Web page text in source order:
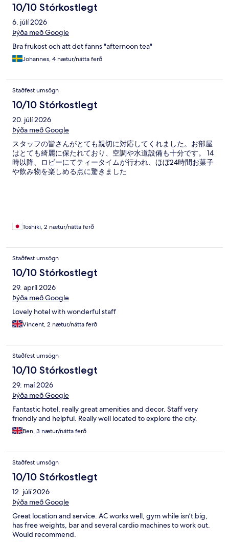
10/10 Stórkostlegt
6. júlí 2026
Þýða með Google
Bra frukost och att det fanns "afternoon tea"
Johannes, 4 nætur/nátta ferð
Staðfest umsögn
10/10 Stórkostlegt
20. júlí 2026
Þýða með Google
スタッフの皆さんがとても親切に対応してくれました。お部屋
はとても綺麗に保たれており、空調や水道設備も十分です。 14
時以降、ロビーにてティータイムが行われ、ほぼ24時間お菓子
や飲み物を楽しめる点に驚きました
Toshiki, 2 nætur/nátta ferð
Staðfest umsögn
10/10 Stórkostlegt
29. apríl 2026
Þýða með Google
Lovely hotel with wonderful staff
Vincent, 2 nætur/nátta ferð
Staðfest umsögn
10/10 Stórkostlegt
29. maí 2026
Þýða með Google
Fantastic hotel, really great amenities and decor. Staff very
friendly and helpful. Really well located to explore the city.
Ben, 3 nætur/nátta ferð
Staðfest umsögn
10/10 Stórkostlegt
12. júlí 2026
Þýða með Google
Great location and service. AC works well, gym while isn’t big,
has free weights, bar and several cardio machines to work out.
Would recommend.